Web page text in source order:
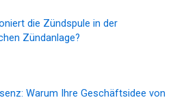
die Zündspule in der
Zündanlage?
Warum Ihre Geschäftsidee von